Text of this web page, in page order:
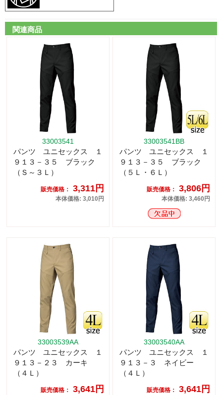
関連商品
33003541
パンツ ユニセックス １
９１３－３５ ブラック
（Ｓ～３Ｌ）
販売価格： 3,311円
本体価格: 3,010円
33003541BB
パンツ ユニセックス １
９１３－３５ ブラック
（５Ｌ・６Ｌ）
販売価格： 3,806円
本体価格: 3,460円
33003539AA
パンツ ユニセックス １
９１３－２３ カーキ
（４Ｌ）
販売価格： 3,641円
33003540AA
パンツ ユニセックス １
９１３－３ ネイビー
（４Ｌ）
販売価格： 3,641円